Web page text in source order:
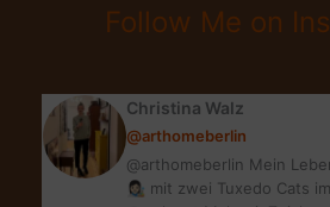
EIN
SOMMERTAG
Follow Me on
Christina Walz
@arthomeberlin
@arthomeberlin Mein
👩🏻‍🎨 mit zwei Tuxedo Cats